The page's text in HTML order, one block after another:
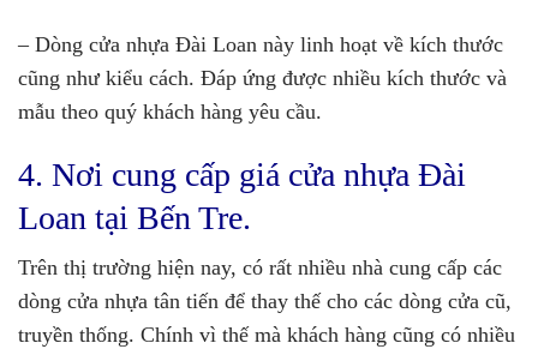
– Dòng cửa nhựa Đài Loan này linh hoạt về kích thước
cũng như kiểu cách. Đáp ứng được nhiều kích thước và
mẫu theo quý khách hàng yêu cầu.
4. Nơi cung cấp giá cửa nhựa Đài
Loan tại Bến Tre.
Trên thị trường hiện nay, có rất nhiều nhà cung cấp các
dòng cửa nhựa tân tiến để thay thế cho các dòng cửa cũ,
truyền thống. Chính vì thế mà khách hàng cũng có nhiều